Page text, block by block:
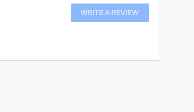
WRITE A REVIEW